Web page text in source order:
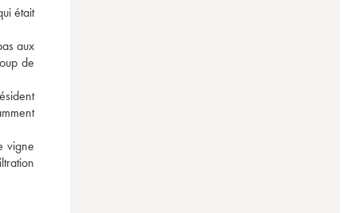
était
aux
de
vigne